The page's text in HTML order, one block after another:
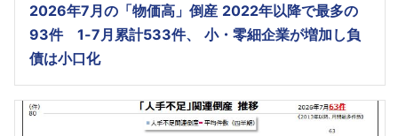
2026年7月の「物価高」倒産 2022年以降で最多の
93件 1-7月累計533件、 小・零細企業が増加し負
債は小口化